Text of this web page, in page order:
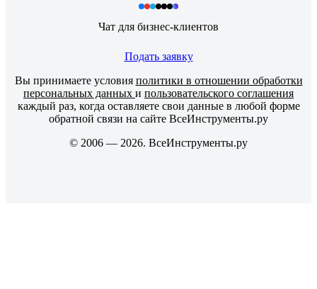
Чат для бизнес-клиентов
Подать заявку
Вы принимаете условия политики в отношении обработки
персональных данных и пользовательского соглашения
каждый раз, когда оставляете свои данные в любой форме
обратной связи на сайте ВсеИнструменты.ру
© 2006 — 2026. ВсеИнструменты.ру